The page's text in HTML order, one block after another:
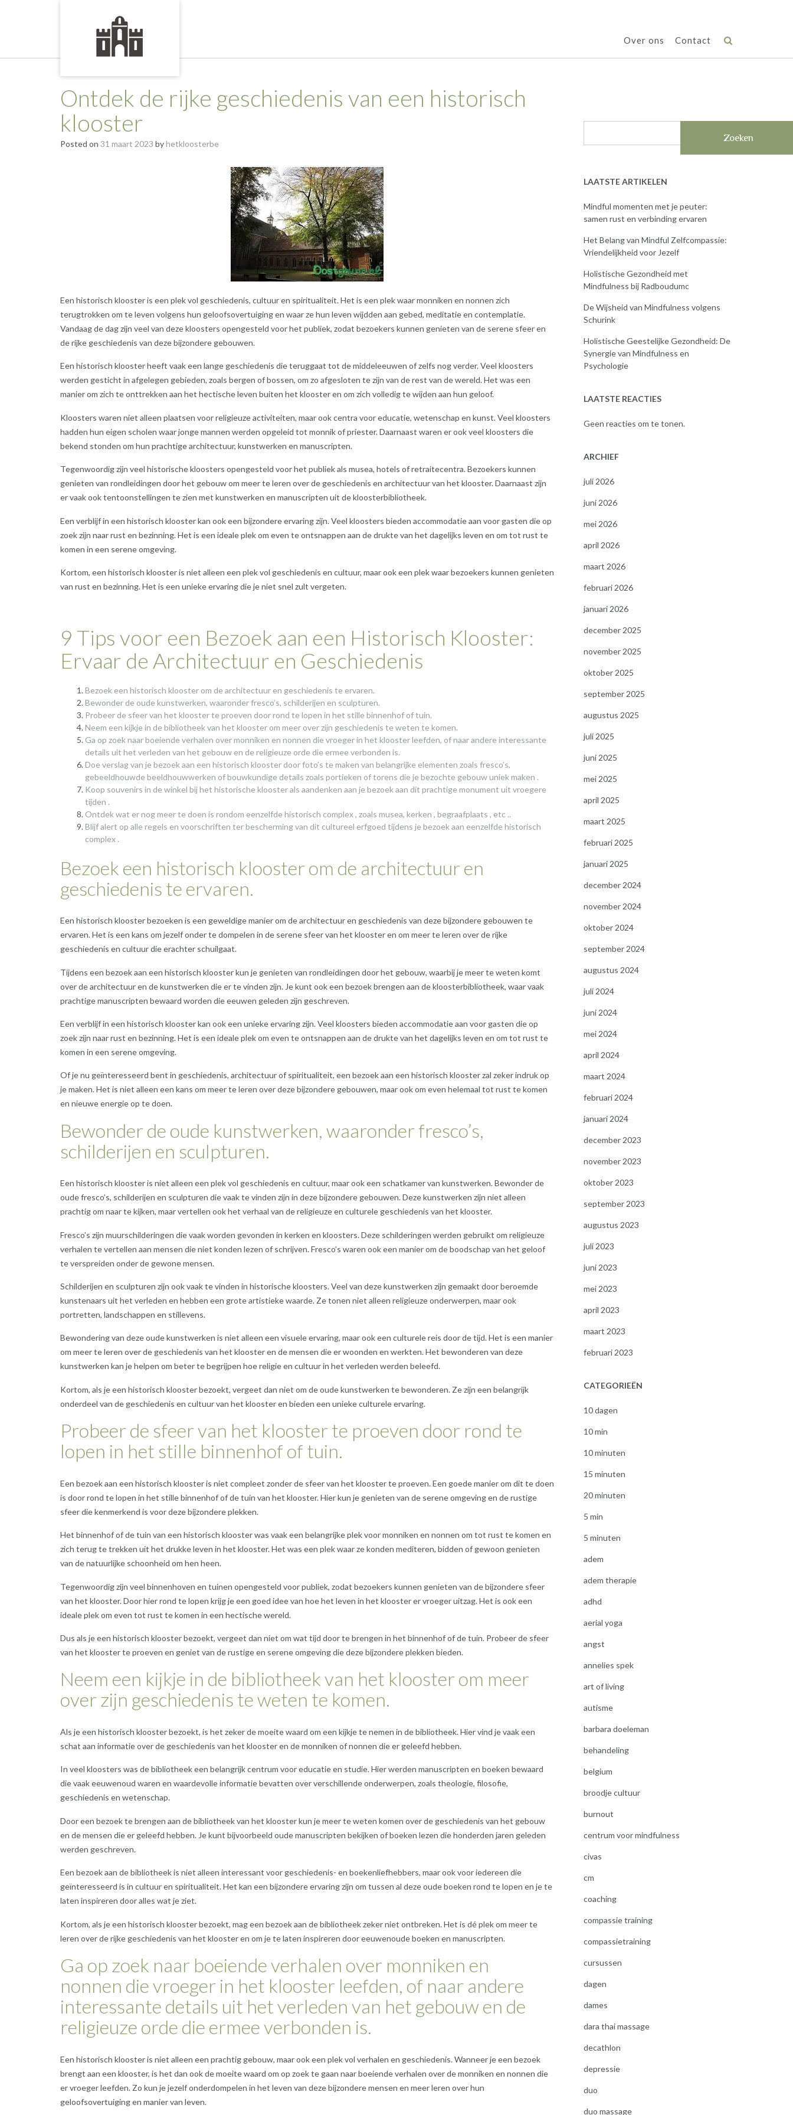
Over ons Contact
Ontdek de rijke geschiedenis van een historisch
klooster
Posted on 31 maart 2023 byhetkloosterbe
Een historisch klooster is een plek vol geschiedenis, cultuur en spiritualiteit. Het is een plek waar monniken en nonnen zich
terugtrokken om te leven volgens hun geloofsovertuiging en waar ze hun leven wijdden aan gebed, meditatie en contemplatie.
Vandaag de dag zijn veel van deze kloosters opengesteld voor het publiek, zodat bezoekers kunnen genieten van de serene sfeer en
de rijke geschiedenis van deze bijzondere gebouwen.
Een historisch klooster heeft vaak een lange geschiedenis die teruggaat tot de middeleeuwen of zelfs nog verder. Veel kloosters
werden gesticht in afgelegen gebieden, zoals bergen of bossen, om zo afgesloten te zijn van de rest van de wereld. Het was een
manier om zich te onttrekken aan het hectische leven buiten het klooster en om zich volledig te wijden aan hun geloof.
Kloosters waren niet alleen plaatsen voor religieuze activiteiten, maar ook centra voor educatie, wetenschap en kunst. Veel kloosters
hadden hun eigen scholen waar jonge mannen werden opgeleid tot monnik of priester. Daarnaast waren er ook veel kloosters die
bekend stonden om hun prachtige architectuur, kunstwerken en manuscripten.
Tegenwoordig zijn veel historische kloosters opengesteld voor het publiek als musea, hotels of retraitecentra. Bezoekers kunnen
genieten van rondleidingen door het gebouw om meer te leren over de geschiedenis en architectuur van het klooster. Daarnaast zijn
er vaak ook tentoonstellingen te zien met kunstwerken en manuscripten uit de kloosterbibliotheek.
Een verblijf in een historisch klooster kan ook een bijzondere ervaring zijn. Veel kloosters bieden accommodatie aan voor gasten die op
zoek zijn naar rust en bezinning. Het is een ideale plek om even te ontsnappen aan de drukte van het dagelijks leven en om tot rust te
komen in een serene omgeving.
Kortom, een historisch klooster is niet alleen een plek vol geschiedenis en cultuur, maar ook een plek waar bezoekers kunnen genieten
van rust en bezinning. Het is een unieke ervaring die je niet snel zult vergeten.
9 Tips voor een Bezoek aan een Historisch Klooster:
Ervaar de Architectuur en Geschiedenis
Bezoek een historisch klooster om de architectuur en geschiedenis te ervaren.
Bewonder de oude kunstwerken, waaronder fresco’s, schilderijen en sculpturen.
Probeer de sfeer van het klooster te proeven door rond te lopen in het stille binnenhof of tuin.
Neem een kijkje in de bibliotheek van het klooster om meer over zijn geschiedenis te weten te komen.
Ga op zoek naar boeiende verhalen over monniken en nonnen die vroeger in het klooster leefden, of naar andere interessante
details uit het verleden van het gebouw en de religieuze orde die ermee verbonden is.
Doe verslag van je bezoek aan een historisch klooster door foto’s te maken van belangrijke elementen zoals fresco’s,
gebeeldhouwde beeldhouwwerken of bouwkundige details zoals portieken of torens die je bezochte gebouw uniek maken .
Koop souvenirs in de winkel bij het historische klooster als aandenken aan je bezoek aan dit prachtige monument uit vroegere
tijden .
Ontdek wat er nog meer te doen is rondom eenzelfde historisch complex , zoals musea, kerken , begraafplaats , etc ..
Blijf alert op alle regels en voorschriften ter bescherming van dit cultureel erfgoed tijdens je bezoek aan eenzelfde historisch
complex .
Bezoek een historisch klooster om de architectuur en
geschiedenis te ervaren.
Een historisch klooster bezoeken is een geweldige manier om de architectuur en geschiedenis van deze bijzondere gebouwen te
ervaren. Het is een kans om jezelf onder te dompelen in de serene sfeer van het klooster en om meer te leren over de rijke
geschiedenis en cultuur die erachter schuilgaat.
Tijdens een bezoek aan een historisch klooster kun je genieten van rondleidingen door het gebouw, waarbij je meer te weten komt
over de architectuur en de kunstwerken die er te vinden zijn. Je kunt ook een bezoek brengen aan de kloosterbibliotheek, waar vaak
prachtige manuscripten bewaard worden die eeuwen geleden zijn geschreven.
Een verblijf in een historisch klooster kan ook een unieke ervaring zijn. Veel kloosters bieden accommodatie aan voor gasten die op
zoek zijn naar rust en bezinning. Het is een ideale plek om even te ontsnappen aan de drukte van het dagelijks leven en om tot rust te
komen in een serene omgeving.
Of je nu geïnteresseerd bent in geschiedenis, architectuur of spiritualiteit, een bezoek aan een historisch klooster zal zeker indruk op
je maken. Het is niet alleen een kans om meer te leren over deze bijzondere gebouwen, maar ook om even helemaal tot rust te komen
en nieuwe energie op te doen.
Bewonder de oude kunstwerken, waaronder fresco’s,
schilderijen en sculpturen.
Een historisch klooster is niet alleen een plek vol geschiedenis en cultuur, maar ook een schatkamer van kunstwerken. Bewonder de
oude fresco’s, schilderijen en sculpturen die vaak te vinden zijn in deze bijzondere gebouwen. Deze kunstwerken zijn niet alleen
prachtig om naar te kijken, maar vertellen ook het verhaal van de religieuze en culturele geschiedenis van het klooster.
Fresco’s zijn muurschilderingen die vaak worden gevonden in kerken en kloosters. Deze schilderingen werden gebruikt om religieuze
verhalen te vertellen aan mensen die niet konden lezen of schrijven. Fresco’s waren ook een manier om de boodschap van het geloof
te verspreiden onder de gewone mensen.
Schilderijen en sculpturen zijn ook vaak te vinden in historische kloosters. Veel van deze kunstwerken zijn gemaakt door beroemde
kunstenaars uit het verleden en hebben een grote artistieke waarde. Ze tonen niet alleen religieuze onderwerpen, maar ook
portretten, landschappen en stillevens.
Bewondering van deze oude kunstwerken is niet alleen een visuele ervaring, maar ook een culturele reis door de tijd. Het is een manier
om meer te leren over de geschiedenis van het klooster en de mensen die er woonden en werkten. Het bewonderen van deze
kunstwerken kan je helpen om beter te begrijpen hoe religie en cultuur in het verleden werden beleefd.
Kortom, als je een historisch klooster bezoekt, vergeet dan niet om de oude kunstwerken te bewonderen. Ze zijn een belangrijk
onderdeel van de geschiedenis en cultuur van het klooster en bieden een unieke culturele ervaring.
Probeer de sfeer van het klooster te proeven door rond te
lopen in het stille binnenhof of tuin.
Een bezoek aan een historisch klooster is niet compleet zonder de sfeer van het klooster te proeven. Een goede manier om dit te doen
is door rond te lopen in het stille binnenhof of de tuin van het klooster. Hier kun je genieten van de serene omgeving en de rustige
sfeer die kenmerkend is voor deze bijzondere plekken.
Het binnenhof of de tuin van een historisch klooster was vaak een belangrijke plek voor monniken en nonnen om tot rust te komen en
zich terug te trekken uit het drukke leven in het klooster. Het was een plek waar ze konden mediteren, bidden of gewoon genieten
van de natuurlijke schoonheid om hen heen.
Tegenwoordig zijn veel binnenhoven en tuinen opengesteld voor publiek, zodat bezoekers kunnen genieten van de bijzondere sfeer
van het klooster. Door hier rond te lopen krijg je een goed idee van hoe het leven in het klooster er vroeger uitzag. Het is ook een
ideale plek om even tot rust te komen in een hectische wereld.
Dus als je een historisch klooster bezoekt, vergeet dan niet om wat tijd door te brengen in het binnenhof of de tuin. Probeer de sfeer
van het klooster te proeven en geniet van de rustige en serene omgeving die deze bijzondere plekken bieden.
Neem een kijkje in de bibliotheek van het klooster om meer
over zijn geschiedenis te weten te komen.
Als je een historisch klooster bezoekt, is het zeker de moeite waard om een kijkje te nemen in de bibliotheek. Hier vind je vaak een
schat aan informatie over de geschiedenis van het klooster en de monniken of nonnen die er geleefd hebben.
In veel kloosters was de bibliotheek een belangrijk centrum voor educatie en studie. Hier werden manuscripten en boeken bewaard
die vaak eeuwenoud waren en waardevolle informatie bevatten over verschillende onderwerpen, zoals theologie, filosofie,
geschiedenis en wetenschap.
Door een bezoek te brengen aan de bibliotheek van het klooster kun je meer te weten komen over de geschiedenis van het gebouw
en de mensen die er geleefd hebben. Je kunt bijvoorbeeld oude manuscripten bekijken of boeken lezen die honderden jaren geleden
werden geschreven.
Een bezoek aan de bibliotheek is niet alleen interessant voor geschiedenis- en boekenliefhebbers, maar ook voor iedereen die
geïnteresseerd is in cultuur en spiritualiteit. Het kan een bijzondere ervaring zijn om tussen al deze oude boeken rond te lopen en je te
laten inspireren door alles wat je ziet.
Kortom, als je een historisch klooster bezoekt, mag een bezoek aan de bibliotheek zeker niet ontbreken. Het is dé plek om meer te
leren over de rijke geschiedenis van het klooster en om je te laten inspireren door eeuwenoude boeken en manuscripten.
Ga op zoek naar boeiende verhalen over monniken en
nonnen die vroeger in het klooster leefden, of naar andere
interessante details uit het verleden van het gebouw en de
religieuze orde die ermee verbonden is.
Een historisch klooster is niet alleen een prachtig gebouw, maar ook een plek vol verhalen en geschiedenis. Wanneer je een bezoek
brengt aan een klooster, is het dan ook de moeite waard om op zoek te gaan naar boeiende verhalen over de monniken en nonnen die
er vroeger leefden. Zo kun je jezelf onderdompelen in het leven van deze bijzondere mensen en meer leren over hun
geloofsovertuiging en manier van leven.
Zoeken
LAATSTE ARTIKELEN
Mindful momenten met je peuter:
samen rust en verbinding ervaren
Het Belang van Mindful Zelfcompassie:
Vriendelijkheid voor Jezelf
Holistische Gezondheid met
Mindfulness bij Radboudumc
De Wijsheid van Mindfulness volgens
Schurink
Holistische Geestelijke Gezondheid: De
Synergie van Mindfulness en
Psychologie
LAATSTE REACTIES
Geen reacties om te tonen.
ARCHIEF
juli 2026
juni 2026
mei 2026
april 2026
maart 2026
februari 2026
januari 2026
december 2025
november 2025
oktober 2025
september 2025
augustus 2025
juli 2025
juni 2025
mei 2025
april 2025
maart 2025
februari 2025
januari 2025
december 2024
november 2024
oktober 2024
september 2024
augustus 2024
juli 2024
juni 2024
mei 2024
april 2024
maart 2024
februari 2024
januari 2024
december 2023
november 2023
oktober 2023
september 2023
augustus 2023
juli 2023
juni 2023
mei 2023
april 2023
maart 2023
februari 2023
CATEGORIEËN
10 dagen
10 min
10 minuten
15 minuten
20 minuten
5 min
5 minuten
adem
adem therapie
adhd
aerial yoga
angst
annelies spek
art of living
autisme
barbara doeleman
behandeling
belgium
broodje cultuur
burnout
centrum voor mindfulness
civas
cm
coaching
compassie training
compassietraining
cursussen
dagen
dames
dara thai massage
decathlon
depressie
duo
duo massage